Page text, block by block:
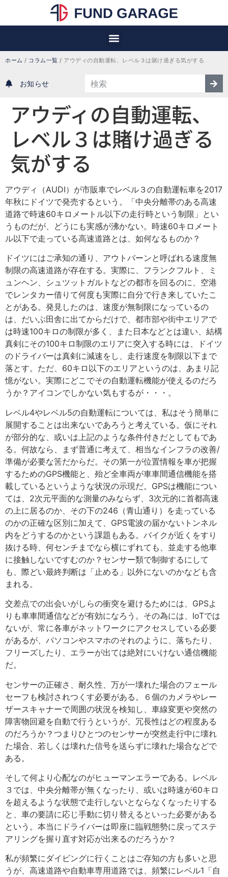
ホーム / コラム一覧 / アウディの自動運転、レベル３は賭け過ぎる気がする
お知らせ
アウディの自動運転、
レベル３は賭け過ぎる
気がする
アウディ（AUDI）が市販車でレベル３の自動運転車を2017
年秋にドイツで発売するという。「中央分離帯のある高速
道路で時速60キロメートル以下の走行時という制限」とい
うものだが、どうにも実感が沸かない。時速60キロメート
ル以下で走っている高速道路とは、如何なるものか？
ドイツにはご承知の通り、アウトバーンと呼ばれる速度無
制限の高速道路が存在する。実際に、フランクフルト、ミ
ュンヘン、シュツットガルトなどの都市を回るのに、空港
でレンタカー借りて何度も実際に自分で行き来していたこ
とがある。発見したのは、速度が無制限になっているの
は、だいぶ田舎に出てからだけで、都市部や街中エリアで
は時速100キロの制限が多く、また日本などとは違い、結構
真剣にその100キロ制限のエリアに突入する時には、ドイツ
のドライバーは真剣に減速をし、走行速度を制限以下まで
落とす。ただ、60キロ以下のエリアというのは、あまり記
憶がない。実際にどこでその自動運転機能が使えるのだろ
うか？アイコンでしかない気もするが・・・。
レベル4やレベル5の自動運転については、私はそう簡単に
展開することは出来ないであろうと考えている。仮にそれ
が部分的な、或いは上記のような条件付きだとしてもであ
る。何故なら、まず普通に考えて、相当なインフラの改善/
準備が必要な筈だからだ。その第一が位置情報を車が把握
するためのGPS機能と、殆ど全車両が車車間通信機能を搭
載しているというような状況の示現だ。GPSは機能につい
ては、2次元平面的な測量のみならず、3次元的に首都高速
の上に居るのか、その下の246（青山通り）を走っている
のかの正確な区別に加えて、GPS電波の届かないトンネル
内をどうするのかという課題もある。バイクが近くをすり
抜ける時、何センチまでなら横にずれても、並走する他車
に接触しないですむのか？センサー類で制御するにして
も、際どい最終判断は「止める」以外にないのかなども含
まれる。
交差点での出会いがしらの衝突を避けるためには、GPSよ
りも車車間通信などが有効になろう。その為には、IoTでは
ないが、常に各車がネットワークにアクセスしている必要
があるが、パソコンやスマホのそれのように、落ちたり、
フリーズしたり、エラーが出ては絶対にいけない通信機能
だ。
センサーの正確さ、耐久性、万が一壊れた場合のフェール
セーフも検討されつくす必要がある。６個のカメラやレー
ザースキャナーで周囲の状況を検知し、車線変更や突然の
障害物回避を自動で行うというが、冗長性はどの程度ある
のだろうか？つまりひとつのセンサーが突然走行中に壊れ
た場合、若しくは壊れた信号を送らずに壊れた場合などで
ある。
そして何より心配なのがヒューマンエラーである。レベル
３では、中央分離帯が無くなったり、或いは時速が60キロ
を超えるような状態で走行しないとならなくなったりする
と、車の要請に応じ手動に切り替えるといった必要がある
という。本当にドライバーは即座に臨戦態勢に戻ってステ
アリングを握り直す対応が出来るのだろうか？
私が頻繁にダイビングに行くことはご存知の方も多いと思
うが、高速道路や自動車専用道路では、頻繁にレベル1「自